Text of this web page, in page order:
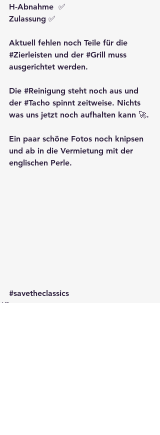
H-Abnahme  ✅
Zulassung ✅
Aktuell fehlen noch Teile für die
#Zierleisten und der #Grill muss
ausgerichtet werden.
Die #Reinigung steht noch aus und
der #Tacho spinnt zeitweise. Nichts
was uns jetzt noch aufhalten kann 🚀.
Ein paar schöne Fotos noch knipsen
und ab in die Vermietung mit der
englischen Perle.
#savetheclassics
Alltag